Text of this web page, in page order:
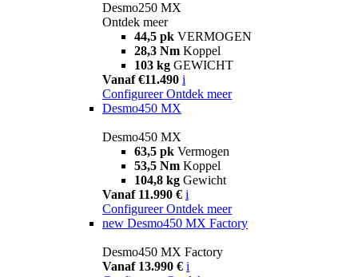
Desmo250 MX
Ontdek meer
44,5 pk VERMOGEN
28,3 Nm Koppel
103 kg GEWICHT
Vanaf €11.490 i
Configureer Ontdek meer
Desmo450 MX
Desmo450 MX
63,5 pk Vermogen
53,5 Nm Koppel
104,8 kg Gewicht
Vanaf 11.990 € i
Configureer Ontdek meer
new Desmo450 MX Factory
Desmo450 MX Factory
Vanaf 13.990 € i